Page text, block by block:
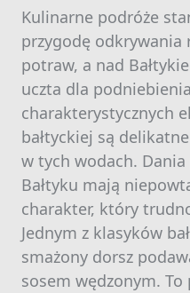
Kulinarne podróże
przygodę odkrywania
potraw, a nad
uczta dla
charakterystycznych
bałtyckiej są
w tych wodach.
Bałtyku mają
charakter, który
Jednym z klasyków
smażony dorsz
sosem wędzonym.